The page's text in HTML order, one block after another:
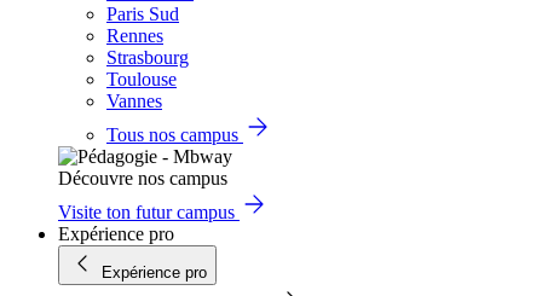
Paris Sud
Rennes
Strasbourg
Toulouse
Vannes
Tous nos campus
Découvre nos campus
Visite ton futur campus
Expérience pro
Expérience pro